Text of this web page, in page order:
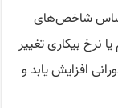
اساس شاخص‌های
نرخ بیکاری تغییر
افزایش یابد و